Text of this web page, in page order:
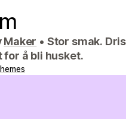
Maker • Stor smak.
for å bli husket.